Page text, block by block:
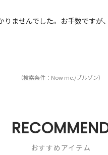
りませんでした。お手数ですが
（検索条件：Now me./ブルゾン）
おすすめアイテム